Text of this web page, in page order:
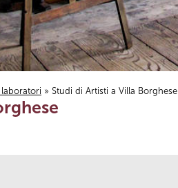
» Studi di Artisti a Villa Borghese